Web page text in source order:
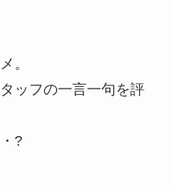
。
ッフの一言一句を評
?